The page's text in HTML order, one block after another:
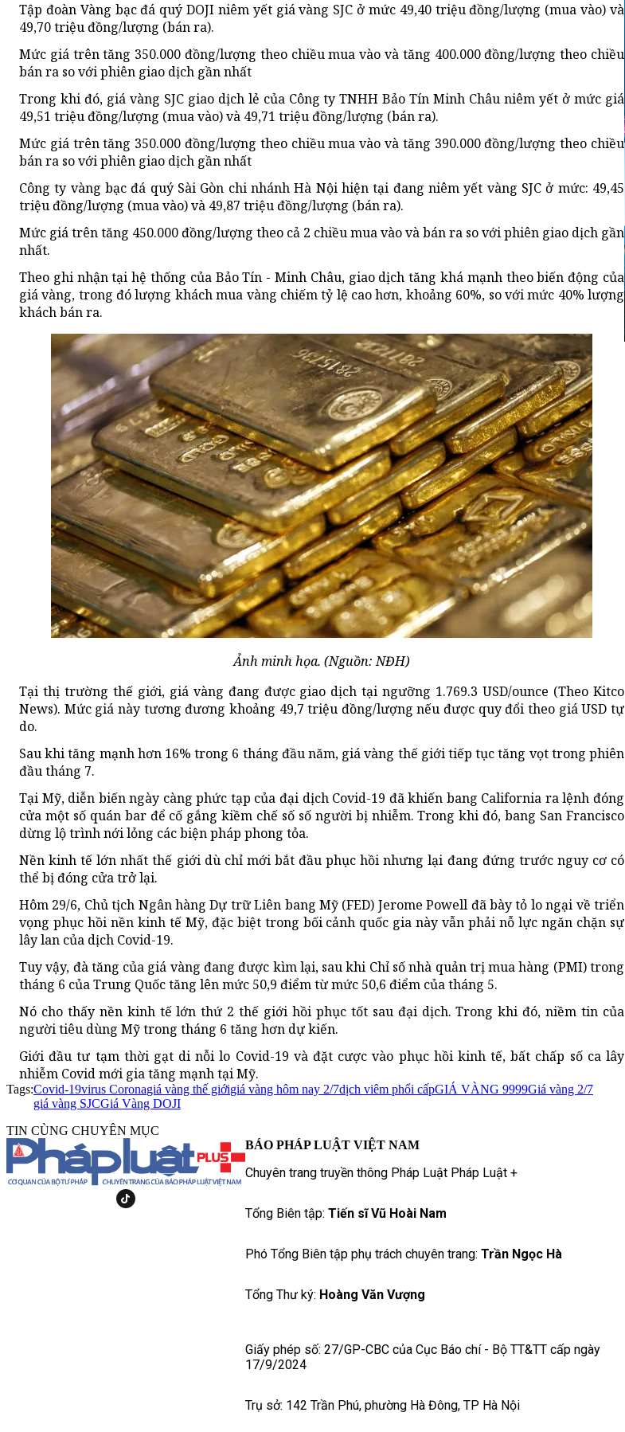
Tập đoàn Vàng bạc đá quý DOJI niêm yết giá vàng SJC ở mức 49,40 triệu đồng/lượng (mua vào) và
49,70 triệu đồng/lượng (bán ra).
Mức giá trên tăng 350.000 đồng/lượng theo chiều mua vào và tăng 400.000 đồng/lượng theo chiều
bán ra so với phiên giao dịch gần nhất
Trong khi đó, giá vàng SJC giao dịch lẻ của Công ty TNHH Bảo Tín Minh Châu niêm yết ở mức giá
49,51 triệu đồng/lượng (mua vào) và 49,71 triệu đồng/lượng (bán ra).
Mức giá trên tăng 350.000 đồng/lượng theo chiều mua vào và tăng 390.000 đồng/lượng theo chiều
bán ra so với phiên giao dịch gần nhất
Công ty vàng bạc đá quý Sài Gòn chi nhánh Hà Nội hiện tại đang niêm yết vàng SJC ở mức: 49,45
triệu đồng/lượng (mua vào) và 49,87 triệu đồng/lượng (bán ra).
Mức giá trên tăng 450.000 đồng/lượng theo cả 2 chiều mua vào và bán ra so với phiên giao dịch gần
nhất.
Theo ghi nhận tại hệ thống của Bảo Tín - Minh Châu, giao dịch tăng khá mạnh theo biến động của
giá vàng, trong đó lượng khách mua vàng chiếm tỷ lệ cao hơn, khoảng 60%, so với mức 40% lượng
khách bán ra.
Ảnh minh họa. (Nguồn: NĐH)
Tại thị trường thế giới, giá vàng đang được giao dịch tại ngưỡng 1.769.3 USD/ounce (Theo Kitco
News). Mức giá này tương đương khoảng 49,7 triệu đồng/lượng nếu được quy đổi theo giá USD tự
do.
Sau khi tăng mạnh hơn 16% trong 6 tháng đầu năm, giá vàng thế giới tiếp tục tăng vọt trong phiên
đầu tháng 7.
Tại Mỹ, diễn biến ngày càng phức tạp của đại dịch Covid-19 đã khiến bang California ra lệnh đóng
cửa một số quán bar để cố gắng kiềm chế số số người bị nhiễm. Trong khi đó, bang San Francisco
dừng lộ trình nới lỏng các biện pháp phong tỏa.
Nền kinh tế lớn nhất thế giới dù chỉ mới bắt đầu phục hồi nhưng lại đang đứng trước nguy cơ có
thể bị đóng cửa trở lại.
Hôm 29/6, Chủ tịch Ngân hàng Dự trữ Liên bang Mỹ (FED) Jerome Powell đã bày tỏ lo ngại về triển
vọng phục hồi nền kinh tế Mỹ, đặc biệt trong bối cảnh quốc gia này vẫn phải nỗ lực ngăn chặn sự
lây lan của dịch Covid-19.
Tuy vậy, đà tăng của giá vàng đang được kìm lại, sau khi Chỉ số nhà quản trị mua hàng (PMI) trong
tháng 6 của Trung Quốc tăng lên mức 50,9 điểm từ mức 50,6 điểm của tháng 5.
Nó cho thấy nền kinh tế lớn thứ 2 thế giới hồi phục tốt sau đại dịch. Trong khi đó, niềm tin của
người tiêu dùng Mỹ trong tháng 6 tăng hơn dự kiến.
Giới đầu tư tạm thời gạt di nỗi lo Covid-19 và đặt cược vào phục hồi kinh tế, bất chấp số ca lây
nhiễm Covid mới gia tăng mạnh tại Mỹ.
Tags:Covid-19virus Coronagiá vàng thế giớigiá vàng hôm nay 2/7dịch viêm phổi cấpGIÁ VÀNG 9999Giá vàng 2/7
giá vàng SJCGiá Vàng DOJI
TIN CÙNG CHUYÊN MỤC
BÁO PHÁP LUẬT VIỆT NAM
Chuyên trang truyền thông Pháp Luật Pháp Luật +
Tổng Biên tập: Tiến sĩ Vũ Hoài Nam
Phó Tổng Biên tập phụ trách chuyên trang: Trần Ngọc Hà
Tổng Thư ký: Hoàng Văn Vượng
Giấy phép số: 27/GP-CBC của Cục Báo chí - Bộ TT&TT cấp ngày
17/9/2024
Trụ sở: 142 Trần Phú, phường Hà Đông, TP Hà Nội